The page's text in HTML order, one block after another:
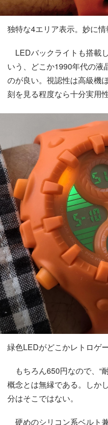
独特な4エリア表示。妙に
LEDバックライトも搭載
いう、どこか1990年代の液
のが良い。視認性は高級機
刻を見る程度なら十分実用性
緑色LEDがどこかレトロゲ
もちろん650円なので、“
概念とは無縁である。しか
分はそこではない。
硬めのシリコン系ベルト